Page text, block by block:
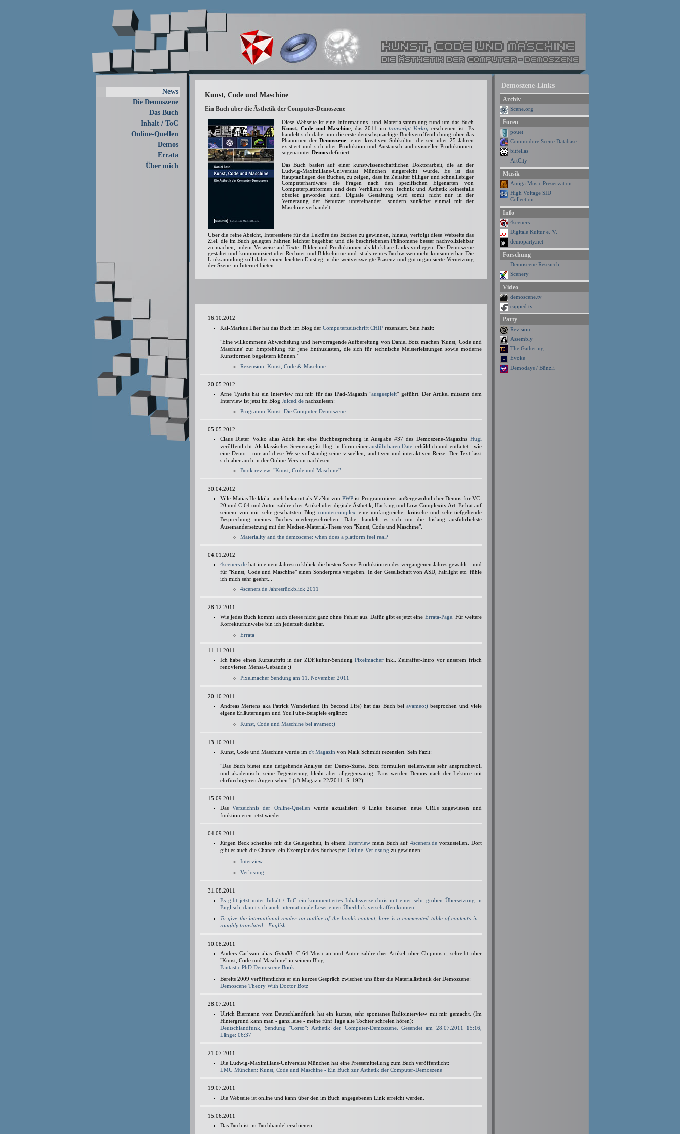
News
Die Demoszene
Das Buch
Inhalt / ToC
Online-Quellen
Demos
Errata
Über mich
Kunst, Code und Maschine
Ein Buch über die Ästhetik der Computer-Demoszene
Diese Webseite ist eine Informations- und Materialsammlung rund um das Buch
Kunst, Code und Maschine, das 2011 im transcript Verlag erschienen ist. Es
handelt sich dabei um die erste deutschsprachige Buchveröffentlichung über das
Phäno­men derDemoszene , einer kreativen Subkultur, die seit über 25 Jahren
existiert und sich über Produktion und Austausch audiovisueller Produktionen,
sogenannter Demos definiert.
Das Buch basiert auf einer kunstwissenschaftlichen Doktorarbeit, die an der
Ludwig-Maximilians-Universität München eingereicht wurde. Es ist das
Hauptanliegen des Buches, zu zeigen, dass im Zeitalter billiger und schnelllebiger
Computerhardware die Fragen nach den spezifischen Eigenarten von
Computerplattformen und dem Verhältnis von Technik und Ästhetik keinesfalls
obsolet geworden sind. Digitale Gestaltung wird somit nicht nur in der
Vernetzung der Benutzer untereinander, sondern zunächst ein­mal mit der
Maschine verhandelt.
Über die reine Absicht, Interessierte für die Lektüre des Buches zu gewinnen, hinaus, verfolgt diese Webseite das
Ziel, die im Buch gelegten Fährten leichter begehbar und die beschriebenen Phänomene besser nachvollziehbar
zu machen, indem Verweise auf Texte, Bilder und Produktionen als klickbare Links vorliegen. Die Demoszene
gestaltet und kommuniziert über Rechner und Bildschirme und ist als reines Buchwissen nicht konsumierbar. Die
Linksammlung soll daher einen leichten Einstieg in die weitverzweigte Präsenz und gut organisierte Vernetzung
der Szene im Internet bieten.
16.10.2012
Kai-Markus Lüer hat das Buch im Blog der Computerzeitschrift CHIP rezensiert. Sein Fazit:
"Eine willkommene Abwechslung und hervorragende Aufbereitung von Daniel Botz machen 'Kunst, Code und
Maschine' zur Empfehlung für jene Enthusiasten, die sich für technische Meisterleistungen sowie moderne
Kunstformen begeistern können."
Rezension: Kunst, Code & Maschine
20.05.2012
Arne Tyarks hat ein Interview mit mir für das iPad-Magazin "ausgespielt" geführt. Der Artikel mitsamt dem
Interview ist jetzt im Blog Juiced.de nachzulesen:
Programm-Kunst: Die Computer-Demoszene
05.05.2012
Claus Dieter Volko alias Adok hat eine Buchbesprechung in Ausgabe #37 des Demoszene-Magazins Hugi
veröffentlicht. Als klassisches Scenemag ist Hugi in Form einer ausführbaren Datei erhältlich und entfaltet - wie
eine Demo - nur auf diese Weise vollständig seine visuellen, auditiven und interaktiven Reize. Der Text lässt
sich aber auch in der Online-Version nachlesen:
Book review: "Kunst, Code und Maschine"
30.04.2012
Ville-Matias Heikkilä, auch bekannt als VizNut vonPWP ist Programmierer außergewöhnlicher Demos für VC-
20 und C-64 und Autor zahlreicher Artikel über digitale Ästhetik, Hacking und Low Complexity Art. Er hat auf
seinem von mir sehr geschätzten Blog countercomplex eine umfangreiche, kritische und sehr tiefgehende
Besprechung meines Buches niedergeschrieben. Dabei handelt es sich um die bislang ausführlichste
Auseinandersetzung mit der Medien-Material-These von "Kunst, Code und Maschine".
Materiality and the demoscene: when does a platform feel real?
04.01.2012
4sceners.de hat in einem Jahresrückblick die besten Szene-Produktionen des vergangenen Jahres gewählt - und
für "Kunst, Code und Maschine" einen Sonderpreis vergeben. In der Gesellschaft von ASD, Fairlight etc. fühle
ich mich sehr geehrt...
4sceners.de Jahresrückblick 2011
28.12.2011
Wie jedes Buch kommt auch dieses nicht ganz ohne Fehler aus. Dafür gibt es jetzt eine Errata-Page. Für weitere
Korrekturhinweise bin ich jederzeit dankbar.
Errata
11.11.2011
Ich habe einen Kurzauftritt in der ZDF.kultur-Sendung Pixelmacherinkl. Zeitraffer-Intro vor unserem frisch
renovierten Mensa-Gebäude :)
Pixelmacher Sendung am 11. November 2011
20.10.2011
Andreas Mertens aka Patrick Wunderland (in Second Life) hat das Buch beiavameo:) besprochen und viele
eigene Erläuterungen und YouTube-Beispiele ergänzt:
Kunst, Code und Maschine bei avameo:)
13.10.2011
Kunst, Code und Maschine wurde im c't Magazin von Maik Schmidt rezensiert. Sein Fazit:
"Das Buch bietet eine tiefgehende Analyse der Demo-Szene. Botz formuliert stellenweise sehr anspruchsvoll
und akademisch, seine Begeisterung bleibt aber allgegenwärtig. Fans werden Demos nach der Lektüre mit
ehrfürchtigeren Augen sehen." (c't Magazin 22/2011, S. 192)
15.09.2011
DasVerzeichnis der Online-Quellen wurde aktualisiert: 6 Links bekamen neue URLs zugewiesen und
funktionieren jetzt wieder.
04.09.2011
Jürgen Beck schenkte mir die Gelegenheit, in einem Interviewmein Buch auf 4sceners.devorzustellen. Dort
gibt es auch die Chance, ein Exemplar des Buches per Online-Verlosung zu gewinnen:
Interview
Verlosung
31.08.2011
Es gibt jetzt unter Inhalt / ToC ein kommentiertes Inhaltsverzeichnis mit einer sehr groben Übersetzung in
Englisch, damit sich auch internationale Leser einen Überblick verschaffen können.
To give the international reader an outline of the book's content, here is a commented table of contents in -
roughly translated - English.
10.08.2011
Anders Carlsson alias Goto80, C-64-Musician und Autor zahlreicher Artikel über Chipmusic, schreibt über
"Kunst, Code und Maschine" in seinem Blog:
Fantastic PhD Demoscene Book
Bereits 2009 veröffentlichte er ein kurzes Gespräch zwischen uns über die Material­ästhetik der Demoszene:
Demoscene Theory With Doctor Botz
28.07.2011
Ulrich Biermann vom Deutschlandfunk hat ein kurzes, sehr spontanes Radiointerview mit mir gemacht. (Im
Hintergrund kann man - ganz leise - meine fünf Tage alte Tochter schreien hören):
Deutschlandfunk, Sendung "Corso": Ästhetik der Computer-Demoszene. Gesendet am 28.07.2011 15:16,
Länge: 06:37
21.07.2011
Die Ludwig-Maximilians-Universität München hat eine Pressemitteilung zum Buch veröffentlicht:
LMU München: Kunst, Code und Maschine - Ein Buch zur Ästhetik der Computer-Demoszene
19.07.2011
Die Webseite ist online und kann über den im Buch angegebenen Link erreicht werden.
15.06.2011
Das Buch ist im Buchhandel erschienen.
Demoszene-Links
Archiv
Scene.org
Foren
pouët
Commodore Scene Database
bitfellas
ArtCity
Musik
Amiga Music Preservation
High Voltage SID
Collection
Info
4sceners
Digitale Kultur e. V.
demoparty.net
Forschung
Demoscene Research
Scenery
Video
demoscene.tv
capped.tv
Party
Revision
Assembly
The Gathering
Evoke
Demodays / Bünzli